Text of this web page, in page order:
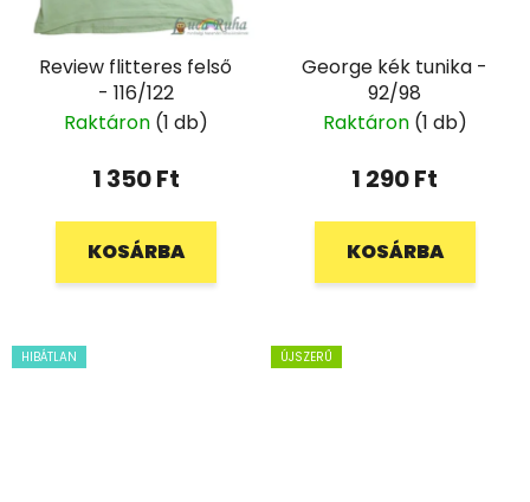
Review flitteres felső
- 116/122
Raktáron (1 db)
1 350 Ft
KOSÁRBA
George kék tunika -
92/98
Raktáron (1 db)
1 290 Ft
KOSÁRBA
HIBÁTLAN ÚJSZERŰ